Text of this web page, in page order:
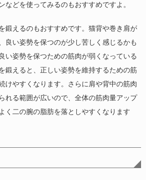
などを使ってみるのもおすすめですよ。
鍛えるのもおすすめです。猫背や巻き肩が
良い姿勢を保つのが少し苦しく感じるかも
い姿勢を保つための筋肉が弱くなっている
鍛えると、正しい姿勢を維持するための筋
けやすくなります。さらに肩や背中の筋肉
れる範囲が広いので、全体の筋肉量アップ
く二の腕の脂肪を落としやすくなります